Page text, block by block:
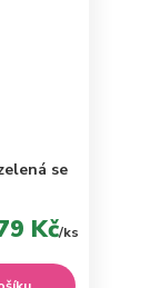
se
Kč/ks